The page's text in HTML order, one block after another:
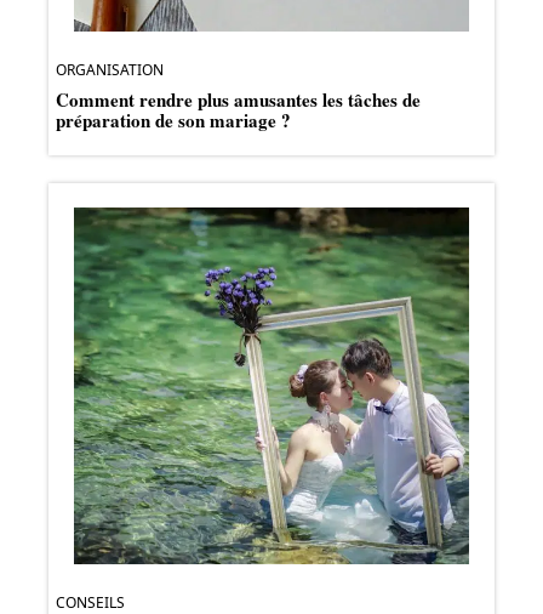
ORGANISATION
Comment rendre plus amusantes les tâches de
préparation de son mariage ?
CONSEILS